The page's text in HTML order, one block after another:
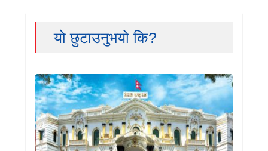
यो छुटाउनुभयो कि?